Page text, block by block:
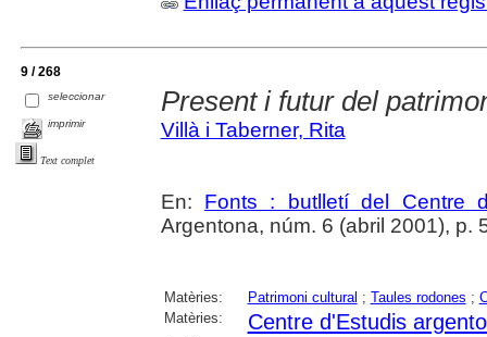
9 / 268
seleccionar
imprimir
Text complet
Present i futur del
Villà i Taberner, Rita
En: Fonts : butlletí del Centre
Argentona, núm. 6 (abril 2001), p.
Matèries: Patrimoni cultural ; Taules rodones ;
Matèries:
Centre d'Estudis